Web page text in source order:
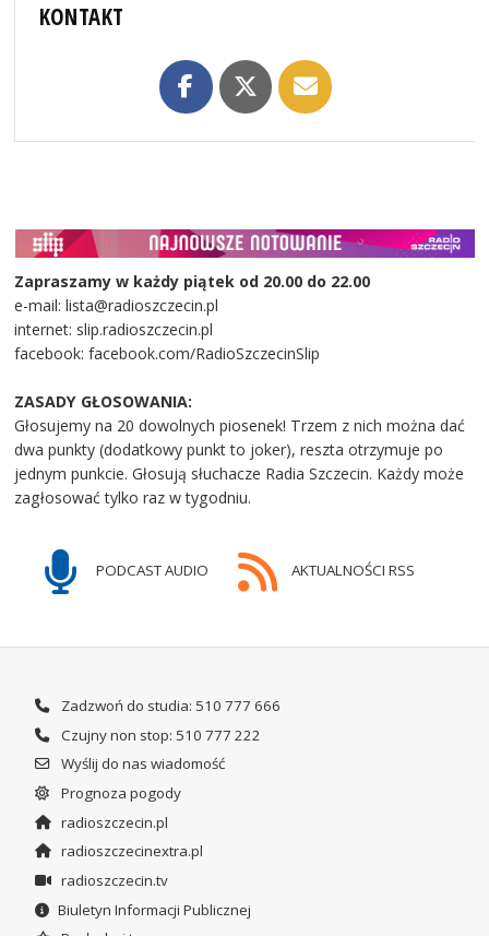
KONTAKT
Zapraszamy w każdy piątek od 20.00 do 22.00
e-mail: lista@radioszczecin.pl
internet: slip.radioszczecin.pl
facebook: facebook.com/RadioSzczecinSlip
ZASADY GŁOSOWANIA:
Głosujemy na 20 dowolnych piosenek! Trzem z nich można dać
dwa punkty (dodatkowy punkt to joker), reszta otrzymuje po
jednym punkcie. Głosują słuchacze Radia Szczecin. Każdy może
zagłosować tylko raz w tygodniu.
PODCAST AUDIO AKTUALNOŚCI RSS
Zadzwoń do studia: 510 777 666
Czujny non stop: 510 777 222
Wyślij do nas wiadomość
Prognoza pogody
radioszczecin.pl
radioszczecinextra.pl
radioszczecin.tv
Biuletyn Informacji Publicznej